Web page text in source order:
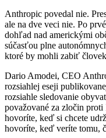
Anthropic povedal nie.
ale na dve veci nie. Po
dohľad nad americkými
súčasťou plne
ktoré by mohli zabiť
Dario Amodei, CEO
rozsiahlej eseji
rozsiahle sledovanie
považované za zločin
hovoríte, keď si chcete
hovoríte, keď veríte tomu,